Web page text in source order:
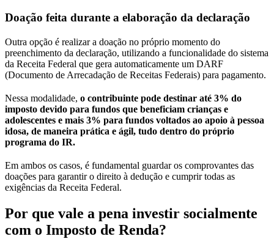
Doação feita durante a elaboração da declaração
Outra opção é realizar a doação no próprio momento do
preenchimento da declaração, utilizando a funcionalidade do sistema
da Receita Federal que gera automaticamente um DARF
(Documento de Arrecadação de Receitas Federais) para pagamento.
Nessa modalidade, o contribuinte pode destinar até 3% do
imposto devido para fundos que beneficiam crianças e
adolescentes e mais 3% para fundos voltados ao apoio à pessoa
idosa, de maneira prática e ágil, tudo dentro do próprio
programa do IR.
Em ambos os casos, é fundamental guardar os comprovantes das
doações para garantir o direito à dedução e cumprir todas as
exigências da Receita Federal.
Por que vale a pena investir socialmente
com o Imposto de Renda?